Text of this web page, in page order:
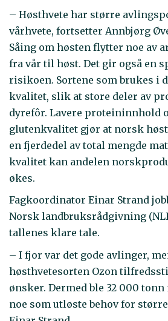
– Høsthvete har større
vårhvete, fortsetter Annbjørg
Såing om høsten flytter noe av
fra vår til høst. Det gir også en
risikoen. Sortene som brukes i
kvalitet, slik at store deler av
dyrefôr. Lavere proteininnhold
glutenkvalitet gjør at norsk
en fjerdedel av total mengde
kvalitet kan andelen
økes.
Fagkoordinator Einar Strand
Norsk landbruksrådgivning
tallenes klare tale.
– I fjor var det gode avlinger,
høsthvetesorten Ozon
ønsker. Dermed ble 32 000
noe som utløste behov for